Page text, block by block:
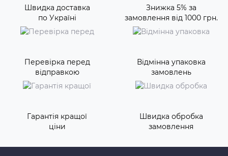
Швидка доставка
по Україні
Знижка 5% за
замовлення від 1000 грн.
Перевірка перед
відправкою
Відмінна упаковка
замовлень
Гарантія кращої
ціни
Швидка обробка
замовлення